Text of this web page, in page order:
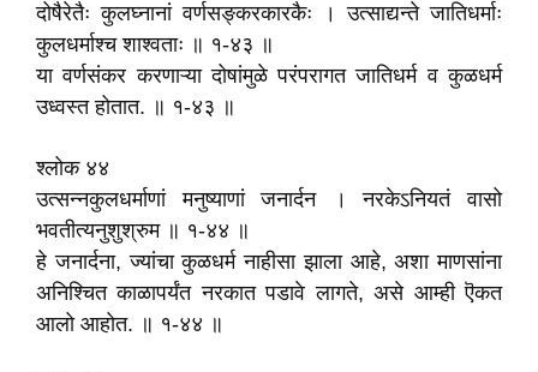
दोषैरेतैः कुलघ्नानां वर्णसङ्करकारकैः । उत्साद्यन्ते जातिधर्माः
कुलधर्माश्च शाश्वताः ॥ १-४३ ॥
या वर्णसंकर करणाऱ्या दोषांमुळे परंपरागत जातिधर्म व कुळधर्म
उध्वस्त होतात. ॥ १-४३ ॥
श्लोक ४४
उत्सन्नकुलधर्माणां मनुष्याणां जनार्दन । नरकेऽनियतं वासो
भवतीत्यनुशुश्रुम ॥ १-४४ ॥
हे जनार्दना, ज्यांचा कुळधर्म नाहीसा झाला आहे, अशा माणसांना
अनिश्चित काळापर्यंत नरकात पडावे लागते, असे आम्ही ऎकत
आलो आहोत. ॥ १-४४ ॥